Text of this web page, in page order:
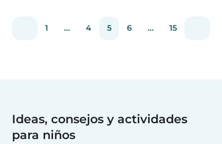
Hemos preparado una escuela de carpas koi
1 ... 4 5 6 ... 15
Ideas, consejos y actividades
para niños